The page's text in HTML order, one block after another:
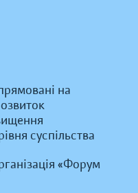
на
суспільства
«Форум